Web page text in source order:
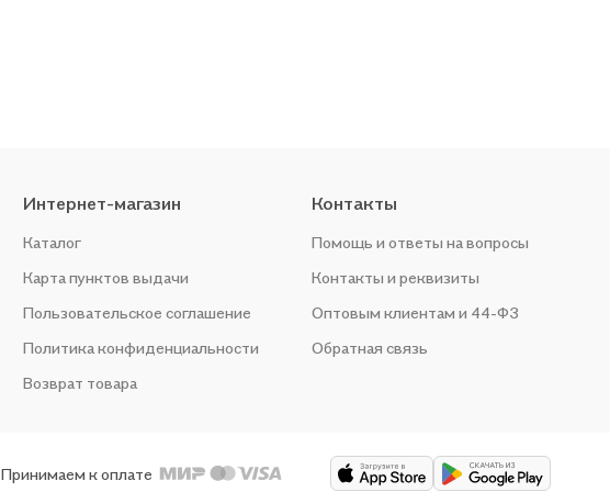
Интернет-магазин
Каталог
Карта пунктов выдачи
Пользовательское соглашение
Политика конфиденциальности
Возврат товара
Контакты
Помощь и ответы на вопросы
Контакты и реквизиты
Оптовым клиентам и 44-ФЗ
Обратная связь
Принимаем к оплате